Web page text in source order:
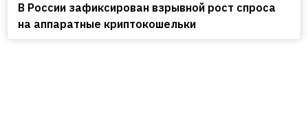
В России зафиксирован взрывной рост спроса
на аппаратные криптокошельки